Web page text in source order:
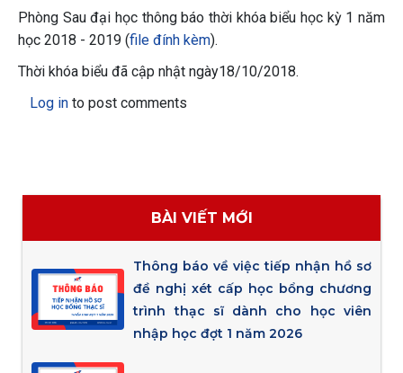
Phòng Sau đại học thông báo thời khóa biểu học kỳ 1 năm
học 2018 - 2019 (file đính kèm).
Thời khóa biểu đã cập nhật ngày18/10/2018.
Log in to post comments
BÀI VIẾT MỚI
Thông báo về việc tiếp nhận hồ sơ
đề nghị xét cấp học bổng chương
trình thạc sĩ dành cho học viên
nhập học đợt 1 năm 2026